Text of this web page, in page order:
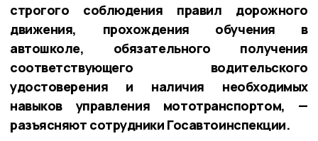
строгого соблюдения правил дорожного
движения, прохождения обучения в
автошколе, обязательного получения
соответствующего водительского
удостоверения и наличия необходимых
навыков управления мототранспортом, —
разъясняют сотрудники Госавтоинспекции.